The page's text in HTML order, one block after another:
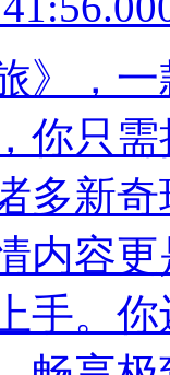
》，
你只
多新
内容
手。